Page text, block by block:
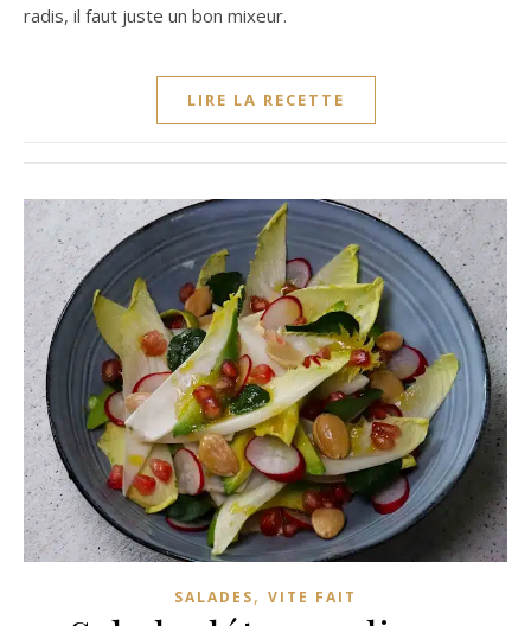
radis, il faut juste un bon mixeur.
LIRE LA RECETTE
SALADES, VITE FAIT